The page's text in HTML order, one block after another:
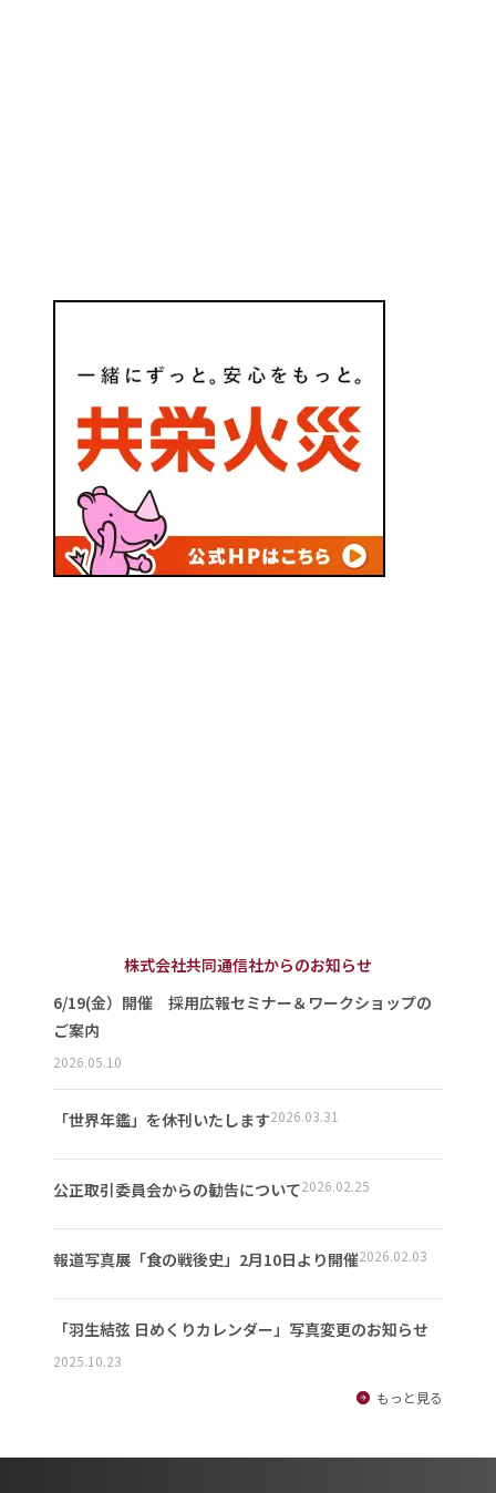
株式会社共同通信社からのお知らせ
6/19(金）開催 採用広報セミナー＆ワークショップの
ご案内
2026.05.10
「世界年鑑」を休刊いたします2026.03.31
公正取引委員会からの勧告について2026.02.25
報道写真展「食の戦後史」2月10日より開催2026.02.03
「羽生結弦 日めくりカレンダー」写真変更のお知らせ
2025.10.23
もっと見る